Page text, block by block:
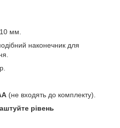
мм.
наконечник для
(не входять до комплекту).
рівень